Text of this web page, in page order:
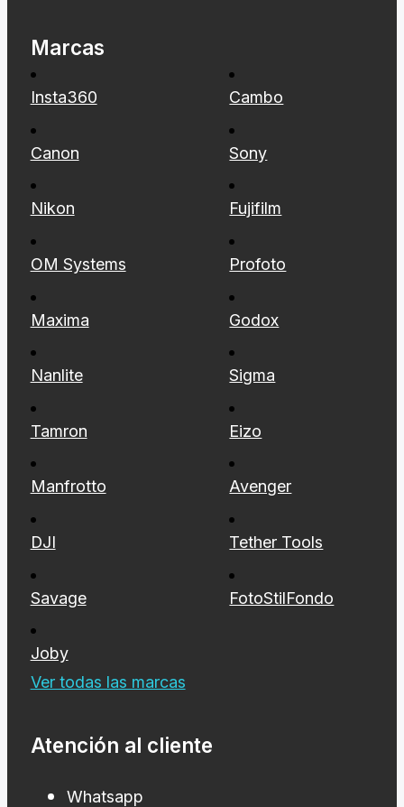
Marcas
Insta360 Cambo
Canon Sony
Nikon Fujifilm
OM Systems Profoto
Maxima Godox
Nanlite Sigma
Tamron Eizo
Manfrotto Avenger
DJI Tether Tools
Savage FotoStilFondo
Joby
Ver todas las marcas
Atención al cliente
Whatsapp